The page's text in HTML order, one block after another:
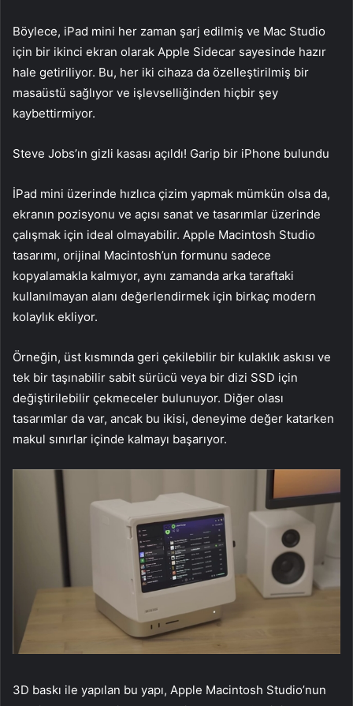
Böylece, iPad mini her zaman şarj edilmiş ve Mac Studio
için bir ikinci ekran olarak Apple Sidecar sayesinde hazır
hale getiriliyor. Bu, her iki cihaza da özelleştirilmiş bir
masaüstü sağlıyor ve işlevselliğinden hiçbir şey
kaybettirmiyor.
Steve Jobs’ın gizli kasası açıldı! Garip bir iPhone bulundu
İPad mini üzerinde hızlıca çizim yapmak mümkün olsa da,
ekranın pozisyonu ve açısı sanat ve tasarımlar üzerinde
çalışmak için ideal olmayabilir. Apple Macintosh Studio
tasarımı, orijinal Macintosh’un formunu sadece
kopyalamakla kalmıyor, aynı zamanda arka taraftaki
kullanılmayan alanı değerlendirmek için birkaç modern
kolaylık ekliyor.
Örneğin, üst kısmında geri çekilebilir bir kulaklık askısı ve
tek bir taşınabilir sabit sürücü veya bir dizi SSD için
değiştirilebilir çekmeceler bulunuyor. Diğer olası
tasarımlar da var, ancak bu ikisi, deneyime değer katarken
makul sınırlar içinde kalmayı başarıyor.
3D baskı ile yapılan bu yapı, Apple Macintosh Studio’nun